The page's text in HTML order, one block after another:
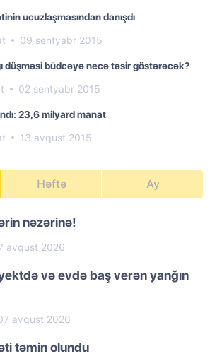
ucuzlaşmasından danışdı
09 sentyabr 2015
düşməsi büdcəyə necə təsir göstərəcək?
02 sentyabr 2015
23,6 milyard manat
13 avqust 2015
Həftə Ay
nəzərinə!
avqust 2026
və evdə baş verən yanğın
avqust 2026
təmin olundu